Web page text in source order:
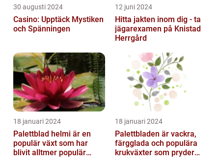
30 augusti 2024
Casino: Upptäck Mystiken
och Spänningen
12 juni 2024
Hitta jakten inom dig - ta
jägarexamen på Knistad
Herrgård
18 januari 2024
Palettblad helmi är en
populär växt som har
blivit alltmer populär
18 januari 2024
Palettbladen är vackra,
färgglada och populära
krukväxter som pryder